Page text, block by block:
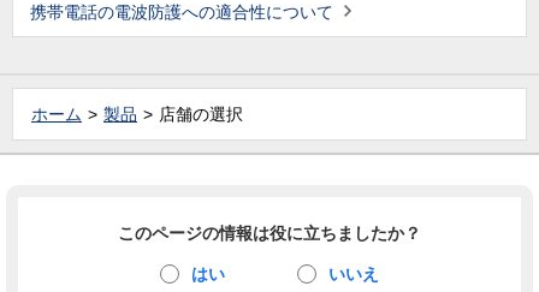
携帯電話の電波防護への適合性について
ホーム 製品 店舗の選択
このページの情報は役に立ちましたか？
はい いいえ